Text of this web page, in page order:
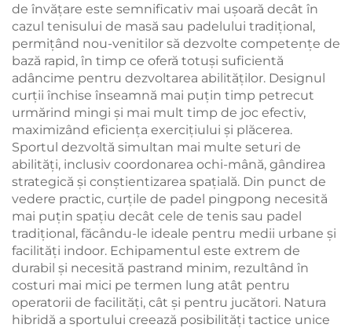
de învățare este semnificativ mai ușoară decât în
cazul tenisului de masă sau padelului tradițional,
permițând nou-venitilor să dezvolte competențe de
bază rapid, în timp ce oferă totuși suficientă
adâncime pentru dezvoltarea abilităților. Designul
curții închise înseamnă mai puțin timp petrecut
urmărind mingi și mai mult timp de joc efectiv,
maximizând eficiența exercițiului și plăcerea.
Sportul dezvoltă simultan mai multe seturi de
abilități, inclusiv coordonarea ochi-mână, gândirea
strategică și conștientizarea spațială. Din punct de
vedere practic, curțile de padel pingpong necesită
mai puțin spațiu decât cele de tenis sau padel
tradițional, făcându-le ideale pentru medii urbane și
facilități indoor. Echipamentul este extrem de
durabil și necesită pastrand minim, rezultând în
costuri mai mici pe termen lung atât pentru
operatorii de facilități, cât și pentru jucători. Natura
hibridă a sportului creează posibilități tactice unice